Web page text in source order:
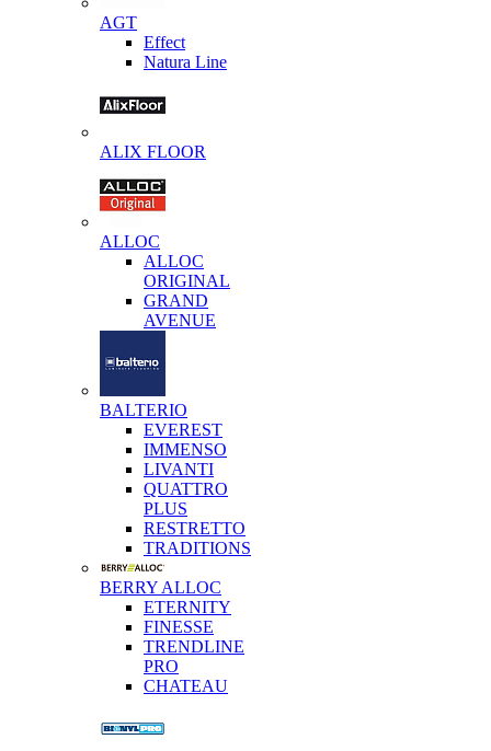
AGT
Effect
Natura Line
ALIX FLOOR
ALLOC
ALLOC
ORIGINAL
GRAND
AVENUE
BALTERIO
EVEREST
IMMENSO
LIVANTI
QUATTRO
PLUS
RESTRETTO
TRADITIONS
BERRY ALLOC
ETERNITY
FINESSE
TRENDLINE
PRO
CHATEAU